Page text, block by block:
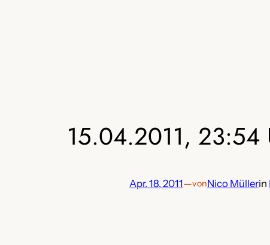
15.04.2011, 23:54
Apr. 18, 2011—vonNico Müllerin